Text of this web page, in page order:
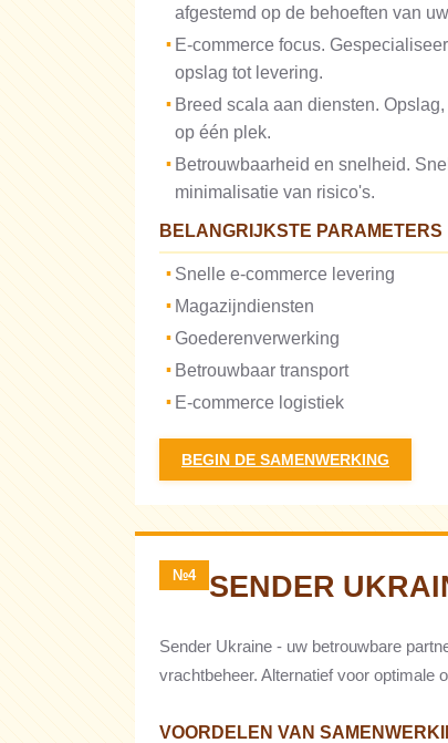
afgestemd op de behoeften van
E-commerce focus.
opslag tot levering.
Breed scala aan diensten.
op één plek.
Betrouwbaarheid en snelheid.
minimalisatie van risico's.
BELANGRIJKSTE PARAMETERS
Snelle e-commerce levering
Magazijndiensten
Goederenverwerking
Betrouwbaar transport
E-commerce logistiek
BEGIN DE SAMENWERKING
№4 SENDER
Sender Ukraine - uw betrouwbare
vrachtbeheer. Alternatief voor optimale
VOORDELEN VAN